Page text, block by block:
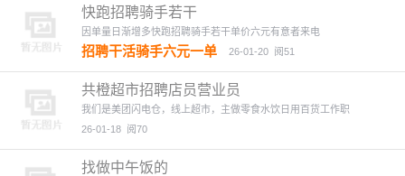
快跑招聘骑手若干
因单量日渐增多快跑招聘骑手若干单价六元有意者来电
招聘干活骑手六元一单 26-01-20 阅51
共橙超市招聘店员营业员
我们是美团闪电仓，线上超市，主做零食水饮日用百货工作职
26-01-18 阅70
找做中午饭的